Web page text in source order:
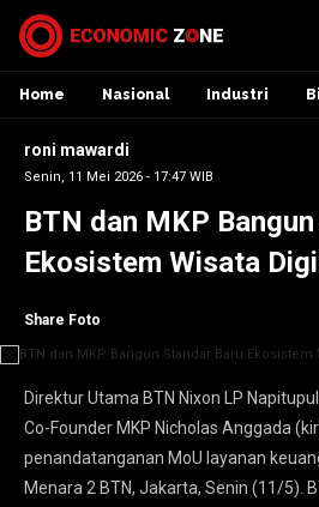
Home Nasional Industri
roni mawardi
Senin, 11 Mei 2026 - 17:47 WIB
BTN dan MKP
Ekosistem Wisata
Share Foto
Direktur Utama BTN Nixon LP
Co-Founder MKP Nicholas Anggada
penandatanganan MoU layanan
Menara 2 BTN, Jakarta, Senin (11/5).